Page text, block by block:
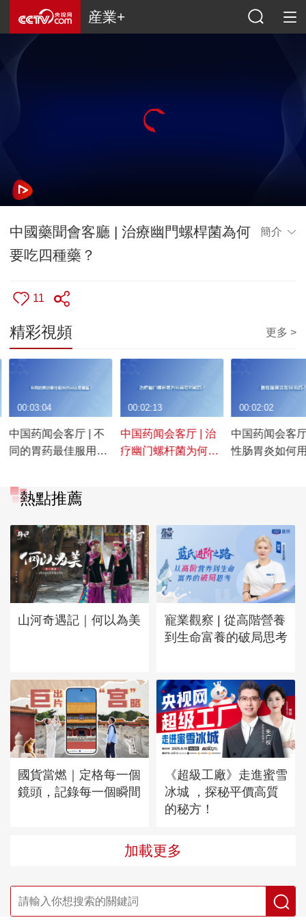
産業+
中國藥聞會客廳 | 治療幽門螺桿菌為何
要吃四種藥？
簡介
11
精彩視頻 更多 >
中国药闻会客厅 | 不
同的胃药最佳服用时
00:03:04
中国药闻会客厅 | 治
疗幽门螺杆菌为何要
00:02:13
中国药闻会客
性肠胃炎如何
00:02:02
熱點推薦
山河奇遇記｜何以為美
寵業觀察 | 從高階營養
到生命富養的破局思考
國貨當燃｜定格每一個
鏡頭，記錄每一個瞬間
《超級工廠》走進蜜雪
冰城 ，探秘平價高質
的秘方！
加載更多